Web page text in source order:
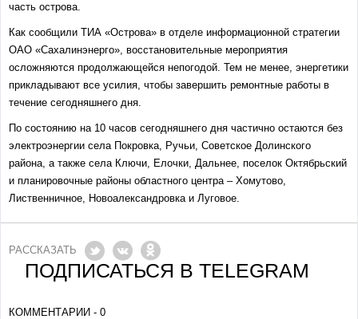
часть острова.
Как сообщили ТИА «Острова» в отделе информационной стратегии
ОАО «Сахалинэнерго», восстановительные мероприятия
осложняются продолжающейся непогодой. Тем не менее, энергетики
прикладывают все усилия, чтобы завершить ремонтные работы в
течение сегодняшнего дня.
По состоянию на 10 часов сегодняшнего дня частично остаются без
электроэнергии села Покровка, Ручьи, Советское Долинского
района, а также села Ключи, Елочки, Дальнее, поселок Октябрьский
и планировочные районы областного центра – Хомутово,
Лиственничное, Новоалександровка и Луговое.
РАССКАЗАТЬ
ПОДПИСАТЬСЯ В TELEGRAM
КОММЕНТАРИИ - 0